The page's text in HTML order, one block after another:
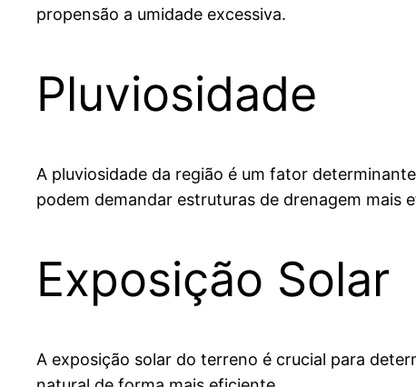
propensão a umidade excessiva.
Pluviosidade
A pluviosidade da região é um fator
podem demandar estruturas de drenagem mais
Exposição Solar
A exposição solar do terreno é crucial para